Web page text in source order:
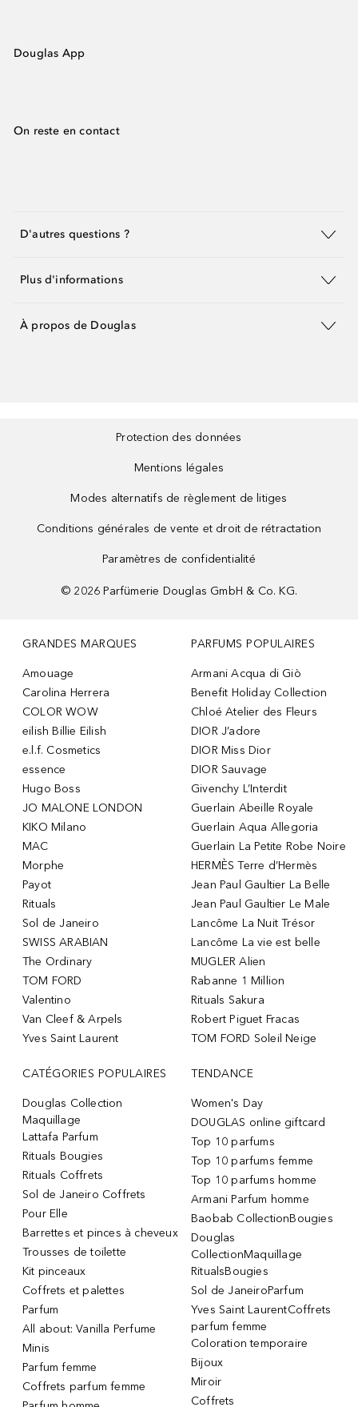
Douglas App
On reste en contact
D'autres questions ?
Plus d'informations
À propos de Douglas
Protection des données
Mentions légales
Modes alternatifs de règlement de litiges
Conditions générales de vente et droit de rétractation
Paramètres de confidentialité
© 2026 Parfümerie Douglas GmbH & Co. KG.
GRANDES MARQUES
Amouage
Carolina Herrera
COLOR WOW
eilish Billie Eilish
e.l.f. Cosmetics
essence
Hugo Boss
JO MALONE LONDON
KIKO Milano
MAC
Morphe
Payot
Rituals
Sol de Janeiro
SWISS ARABIAN
The Ordinary
TOM FORD
Valentino
Van Cleef & Arpels
Yves Saint Laurent
PARFUMS POPULAIRES
Armani Acqua di Giò
Benefit Holiday Collection
Chloé Atelier des Fleurs
DIOR J’adore
DIOR Miss Dior
DIOR Sauvage
Givenchy L’Interdit
Guerlain Abeille Royale
Guerlain Aqua Allegoria
Guerlain La Petite Robe Noire
HERMÈS Terre d’Hermès
Jean Paul Gaultier La Belle
Jean Paul Gaultier Le Male
Lancôme La Nuit Trésor
Lancôme La vie est belle
MUGLER Alien
Rabanne 1 Million
Rituals Sakura
Robert Piguet Fracas
TOM FORD Soleil Neige
CATÉGORIES POPULAIRES
Douglas Collection
Maquillage
Lattafa Parfum
Rituals Bougies
Rituals Coffrets
Sol de Janeiro Coffrets
Pour Elle
Barrettes et pinces à cheveux
Trousses de toilette
Kit pinceaux
Coffrets et palettes
Parfum
All about: Vanilla Perfume
Minis
Parfum femme
Coffrets parfum femme
TENDANCE
Women's Day
DOUGLAS online giftcard
Top 10 parfums
Top 10 parfums femme
Top 10 parfums homme
Armani Parfum homme
Baobab CollectionBougies
Douglas
CollectionMaquillage
RitualsBougies
Sol de JaneiroParfum
Yves Saint LaurentCoffrets
parfum femme
Coloration temporaire
Bijoux
Miroir
Coffrets